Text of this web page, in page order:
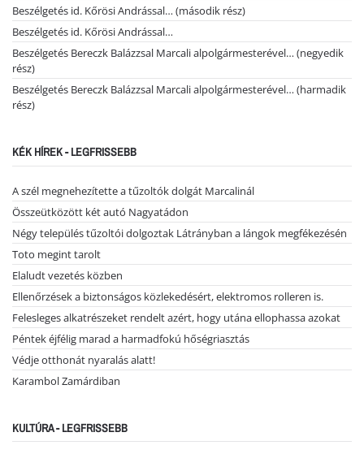
Beszélgetés id. Kőrösi Andrással… (második rész)
Beszélgetés id. Kőrösi Andrással…
Beszélgetés Bereczk Balázzsal Marcali alpolgármesterével… (negyedik
rész)
Beszélgetés Bereczk Balázzsal Marcali alpolgármesterével… (harmadik
rész)
KÉK HÍREK - LEGFRISSEBB
A szél megnehezítette a tűzoltók dolgát Marcalinál
Összeütközött két autó Nagyatádon
Négy település tűzoltói dolgoztak Látrányban a lángok megfékezésén
Toto megint tarolt
Elaludt vezetés közben
Ellenőrzések a biztonságos közlekedésért, elektromos rolleren is.
Felesleges alkatrészeket rendelt azért, hogy utána ellophassa azokat
Péntek éjfélig marad a harmadfokú hőségriasztás
Védje otthonát nyaralás alatt!
Karambol Zamárdiban
KULTÚRA - LEGFRISSEBB